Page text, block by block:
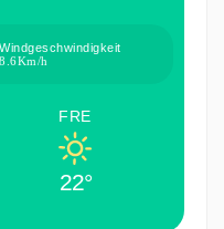
Windgeschwindigkeit
8.6Km/h
FRE
22°